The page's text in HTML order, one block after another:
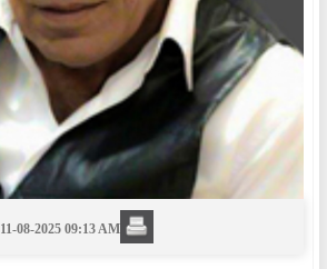
11-08-2025 09:13 AM